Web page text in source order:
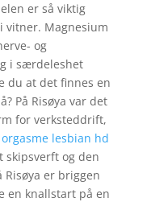
er så viktig
vitner. Magnesium
og
i særdeleshet
du at det finnes en
På Risøya var det
for verksteddrift,
lesbian hd
skipsverft og den
er briggen
en knallstart på en